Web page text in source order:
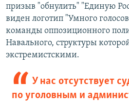
призыв "обнулить" "Единую
виден логотип "Умного
команды оппозиционного
Навального, структуры
экстремистскими.
У нас отсутствует
по уголовным и